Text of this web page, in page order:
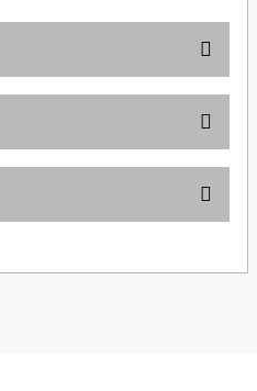
formunu kullanarak tarafımıza